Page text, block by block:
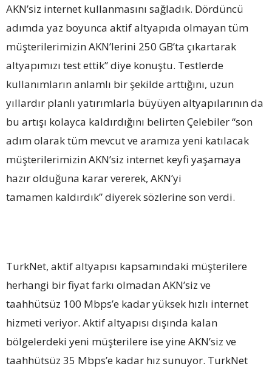
AKN’siz internet kullanmasını sağladık. Dördüncü
adımda yaz boyunca aktif altyapıda olmayan tüm
müşterilerimizin AKN’lerini 250 GB’ta çıkartarak
altyapımızı test ettik” diye konuştu. Testlerde
kullanımların anlamlı bir şekilde arttığını, uzun
yıllardır planlı yatırımlarla büyüyen altyapılarının da
bu artışı kolayca kaldırdığını belirten Çelebiler “son
adım olarak tüm mevcut ve aramıza yeni katılacak
müşterilerimizin AKN’siz internet keyfi yaşamaya
hazır olduğuna karar vererek, AKN’yi
tamamen kaldırdık” diyerek sözlerine son verdi.
TurkNet, aktif altyapısı kapsamındaki müşterilere
herhangi bir fiyat farkı olmadan AKN’siz ve
taahhütsüz 100 Mbps’e kadar yüksek hızlı internet
hizmeti veriyor. Aktif altyapısı dışında kalan
bölgelerdeki yeni müşterilere ise yine AKN’siz ve
taahhütsüz 35 Mbps’e kadar hız sunuyor. TurkNet